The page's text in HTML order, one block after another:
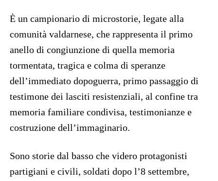
È un campionario di microstorie, legate alla
comunità valdarnese, che rappresenta il primo
anello di congiunzione di quella memoria
tormentata, tragica e colma di speranze
dell’immediato dopoguerra, primo passaggio di
testimone dei lasciti resistenziali, al confine tra
memoria familiare condivisa, testimonianze e
costruzione dell’immaginario.
Sono storie dal basso che videro protagonisti
partigiani e civili, soldati dopo l’8 settembre,